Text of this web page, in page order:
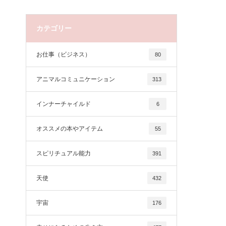
カテゴリー
お仕事（ビジネス） 80
アニマルコミュニケーション 313
インナーチャイルド 6
オススメの本やアイテム 55
スピリチュアル能力 391
天使 432
宇宙 176